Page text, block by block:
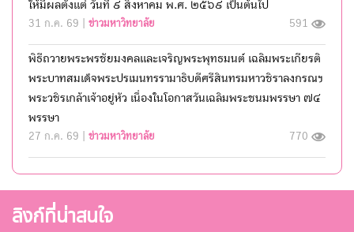
ให้มีผลตั้งแต่ วันที่ ๙ สิงหาคม พ.ศ. ๒๕๖๙ เป็นต้นไป
31 ก.ค. 69 | ข่าวมหาวิทยาลัย 591
พิธีถวายพระพรชัยมงคลและเจริญพระพุทธมนต์ เฉลิมพระเกียรติ
พระบาทสมเด็จพระปรเมนทรรามาธิบดีศรีสินทรมหาวชิราลงกรณฯ
พระวชิรเกล้าเจ้าอยู่หัว เนื่องในโอกาสวันเฉลิมพระชนมพรรษา ๗๔
พรรษา
27 ก.ค. 69 | ข่าวมหาวิทยาลัย 770
ลิงก์ที่น่าสนใจ